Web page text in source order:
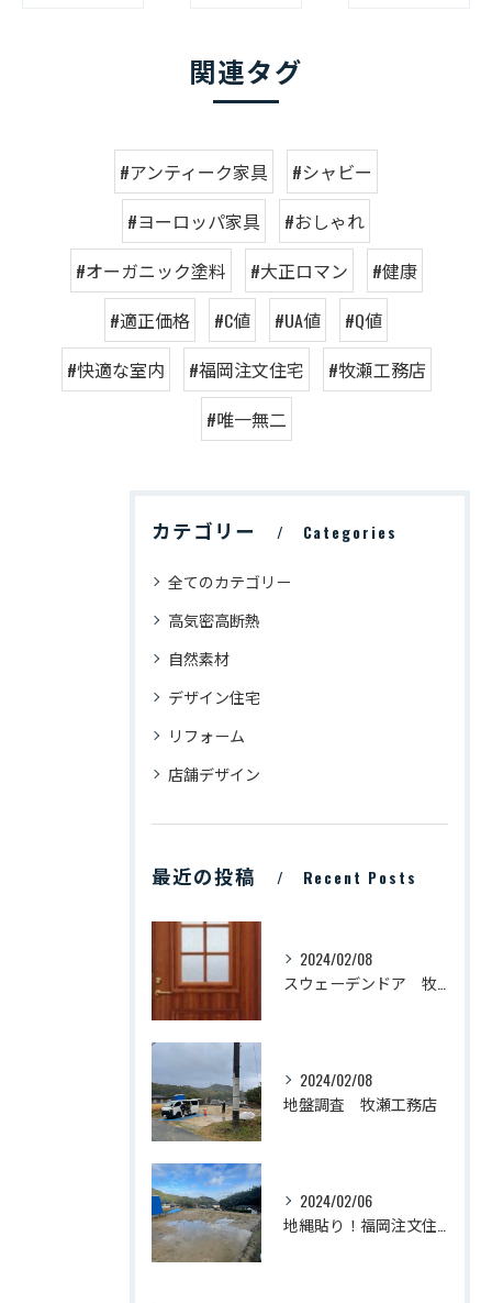
関連タグ
#アンティーク家具
#シャビー
#ヨーロッパ家具
#おしゃれ
#オーガニック塗料
#大正ロマン
#健康
#適正価格
#C値 #UA値
#Q値
#快適な室内
#福岡注文住宅
#牧瀬工務店
#唯一無二
カテゴリー Categories
全てのカテゴリー
高気密高断熱
自然素材
デザイン住宅
リフォーム
店舗デザイン
最近の投稿 Recent Posts
2024/02/08
2024/02/08
地盤調査 牧瀬工務店
2024/02/06